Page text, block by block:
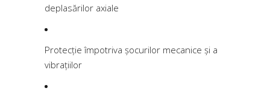
deplasărilor axiale
Protecție împotriva șocurilor mecanice și a
vibrațiilor